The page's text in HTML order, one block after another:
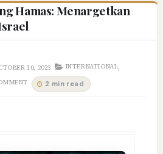
Hamas: Menargetkan
10, 2023 INTERNATIONAL,
2 min read